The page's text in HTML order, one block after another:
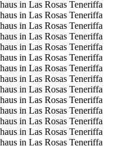
in Las Rosas Teneriffa
in Las Rosas Teneriffa
in Las Rosas Teneriffa
in Las Rosas Teneriffa
in Las Rosas Teneriffa
in Las Rosas Teneriffa
in Las Rosas Teneriffa
in Las Rosas Teneriffa
in Las Rosas Teneriffa
in Las Rosas Teneriffa
in Las Rosas Teneriffa
in Las Rosas Teneriffa
in Las Rosas Teneriffa
in Las Rosas Teneriffa